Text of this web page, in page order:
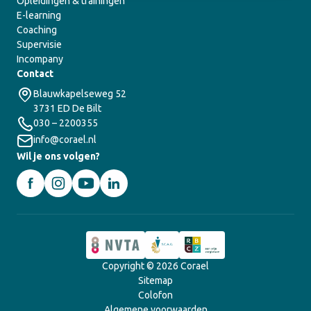
E-learning
Coaching
Supervisie
Incompany
Contact
Blauwkapelseweg 52
3731 ED De Bilt
030 – 2200355
info@corael.nl
Wil je ons volgen?
Copyright © 2026 Corael
Sitemap
Colofon